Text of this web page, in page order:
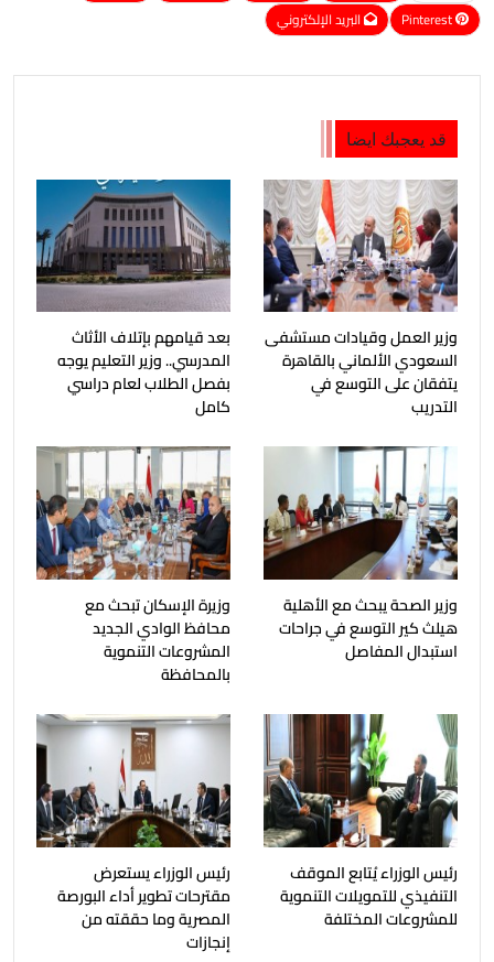
Pinterest
البريد الإلكتروني
قد يعجبك ايضا
وزير العمل وقيادات مستشفى
السعودي الألماني بالقاهرة
يتفقان على التوسع في
التدريب
بعد قيامهم بإتلاف الأثاث
المدرسي.. وزير التعليم يوجه
بفصل الطلاب لعام دراسي
كامل
وزير الصحة يبحث مع الأهلية
هيلث كير التوسع في جراحات
استبدال المفاصل
وزيرة الإسكان تبحث مع
محافظ الوادي الجديد
المشروعات التنموية
بالمحافظة
رئيس الوزراء يُتابع الموقف
التنفيذي للتمويلات التنموية
للمشروعات المختلفة
رئيس الوزراء يستعرض
مقترحات تطوير أداء البورصة
المصرية وما حققته من
إنجازات